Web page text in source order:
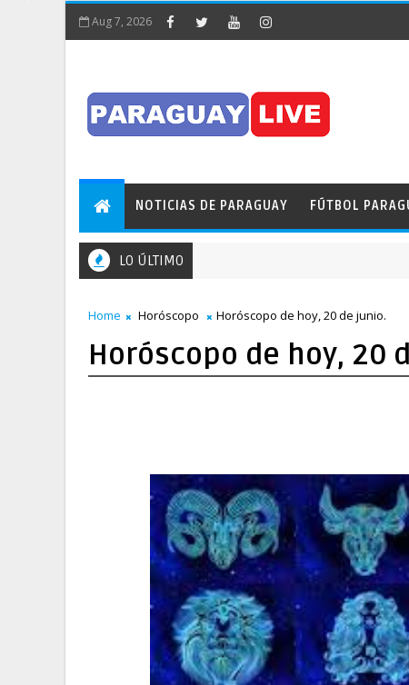
Aug 7, 2026
NOTICIAS DE PARAGUAY FÚTBOL
LO ÚLTIMO
Home Horóscopo Horóscopo de hoy, 20 de junio.
Horóscopo de hoy, 20